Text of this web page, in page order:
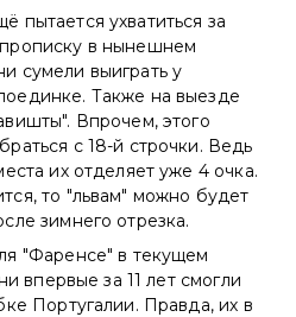
пытается ухватиться за
в нынешнем
сумели выиграть у
Также на выезде
Впрочем, этого
с 18-й строчки. Ведь
их отделяет уже 4 очка.
то "львам" можно будет
зимнего отрезка.
"Фаренсе" в текущем
впервые за 11 лет смогли
Португалии. Правда, их в